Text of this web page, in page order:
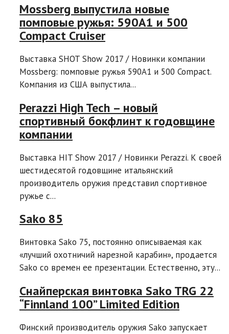
Mossberg выпустила новые
помповые ружья: 590A1 и 500
Compact Cruiser
Выставка SHOT Show 2017 / Новинки компании
Mossberg: помповые ружья 590A1 и 500 Compact.
Компания из США выпустила...
Perazzi High Tech – новый
спортивный бокфлинт к годовщине
компании
Выставка HIT Show 2017 / Новинки Perazzi. К своей
шестидесятой годовщине итальянский
производитель оружия представил спортивное
ружье с...
Sako 85
Винтовка Sako 75, постоянно описываемая как
«лучший охотничий нарезной карабин», продается
Sako со времен ее презентации. Естественно, эту...
Снайперская винтовка Sako TRG 22
“Finnland 100” Limited Edition
Финский производитель оружия Sako запускает